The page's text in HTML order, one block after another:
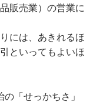
販売業）の営業に
には、あきれるほ
といってもよいほ
「せっかちさ」